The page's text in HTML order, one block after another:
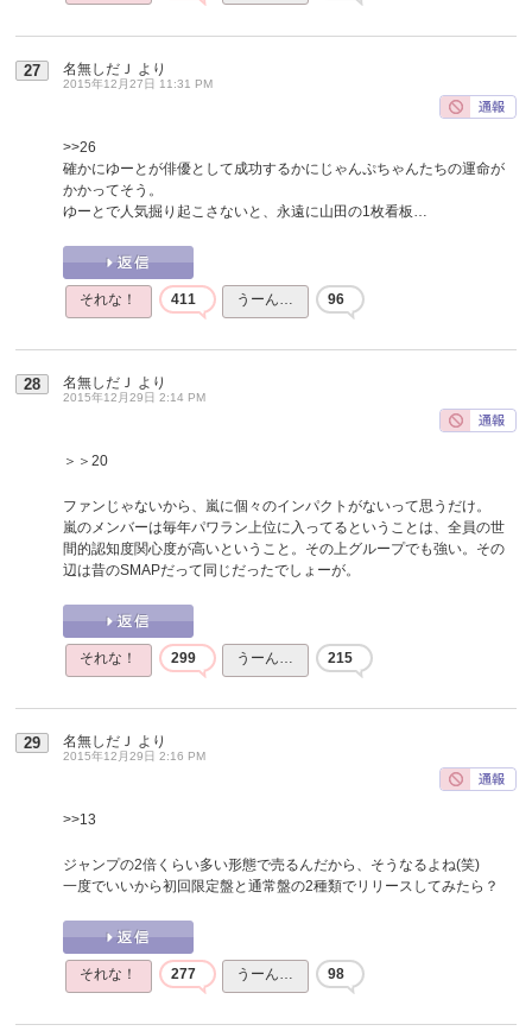
27 名無しだＪ より
2015年12月27日 11:31 PM
>>26
確かにゆーとが俳優として成功するかにじゃんぷちゃんたちの運命が
かかってそう。
ゆーとで人気掘り起こさないと、永遠に山田の1枚看板…
それな！ 411 うーん… 96
28 名無しだＪ より
2015年12月29日 2:14 PM
＞＞20
ファンじゃないから、嵐に個々のインパクトがないって思うだけ。
嵐のメンバーは毎年パワラン上位に入ってるということは、全員の世
間的認知度関心度が高いということ。その上グループでも強い。その
辺は昔のSMAPだって同じだったでしょーが。
それな！ 299 うーん… 215
29 名無しだＪ より
2015年12月29日 2:16 PM
>>13
ジャンプの2倍くらい多い形態で売るんだから、そうなるよね(笑)
一度でいいから初回限定盤と通常盤の2種類でリリースしてみたら？
それな！ 277 うーん… 98